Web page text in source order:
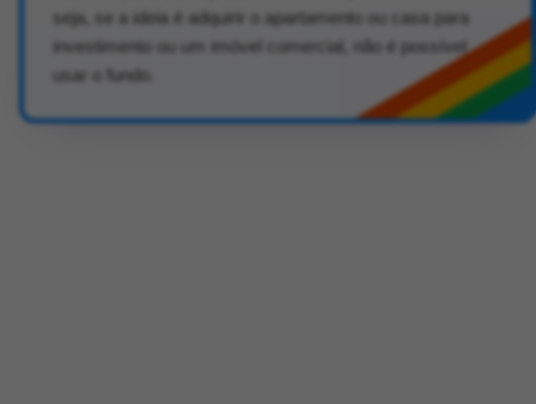
seja, se a ideia é adquirir o apartamento ou casa para
investimento ou um imóvel comercial, não é possível
usar o fundo.